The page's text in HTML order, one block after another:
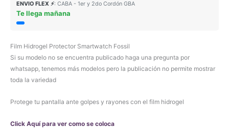
ENVIO FLEX ⚡: CABA - 1er y 2do Cordón GBA
Te llega mañana
Film Hidrogel Protector Smartwatch Fossil
Si su modelo no se encuentra publicado haga una pregunta por
whatsapp, tenemos más modelos pero la publicación no permite mostrar
toda la variedad
Protege tu pantalla ante golpes y rayones con el film hidrogel
Click Aquí para ver como se coloca